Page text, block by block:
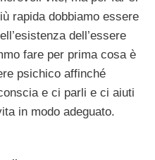
rapida dobbiamo essere
dell’essere
fare per prima cosa è
psichico affinché
e ci parli e ci aiuti
in modo adeguato.